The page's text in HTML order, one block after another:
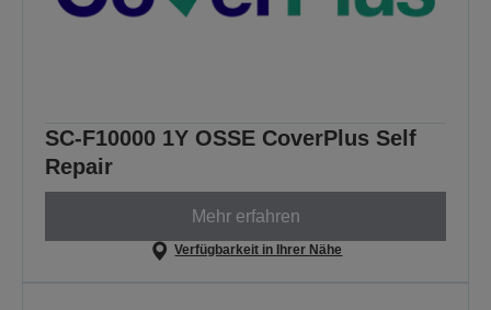
SC-F10000 1Y OSSE CoverPlus Self
Repair
Mehr erfahren
Verfügbarkeit in Ihrer Nähe